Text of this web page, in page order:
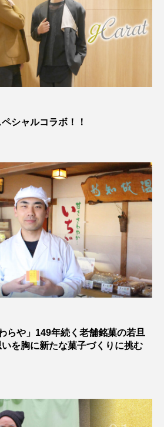
シャルコラボ！！
らや」149年続く老舗銘菓の若旦
を胸に新たな菓子づくりに挑む